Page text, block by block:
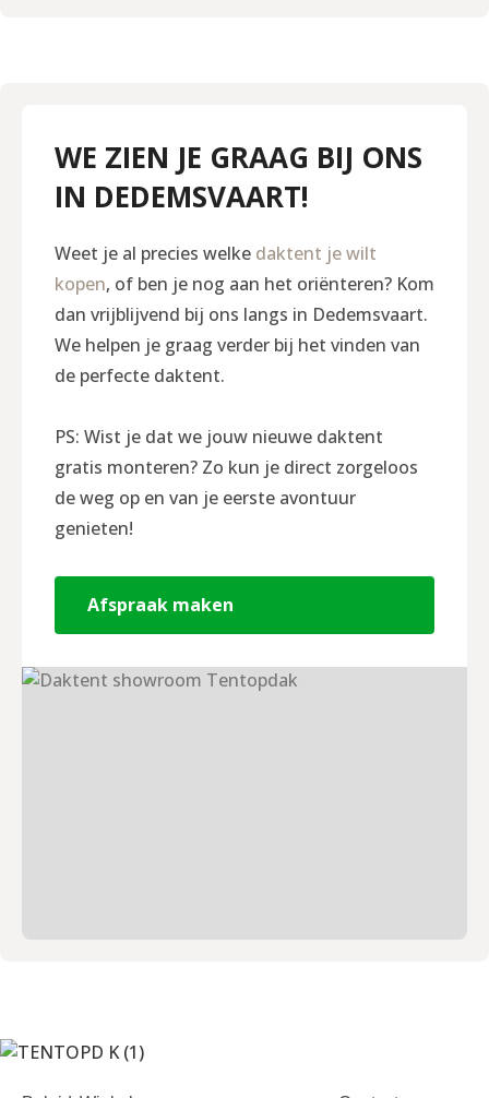
WE ZIEN JE GRAAG BIJ ONS
IN DEDEMSVAART!
Weet je al precies welke daktent je wilt
kopen, of ben je nog aan het oriënteren? Kom
dan vrijblijvend bij ons langs in Dedemsvaart.
We helpen je graag verder bij het vinden van
de perfecte daktent.
PS: Wist je dat we jouw nieuwe daktent
gratis monteren? Zo kun je direct zorgeloos
de weg op en van je eerste avontuur
genieten!
Afspraak maken